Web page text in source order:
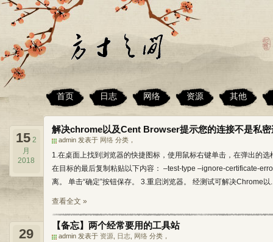
首页 日志 网络 资源 其他
解决chrome以及Cent Browser提示您的连接不是私密
admin 发表于 网络 分类，
15 2
月
2018
1.在桌面上找到浏览器的快捷图标，使用鼠标右键单击，在弹出的选
在目标的最后复制粘贴以下内容： –test-type –ignore-certificate-
离。 单击“确定”按钮保存。 3.重启浏览器。 经测试可解决Chrome以
查看全文 »
【备忘】两个经常要用的工具站
admin 发表于 资源 日志 网络 分类，
29